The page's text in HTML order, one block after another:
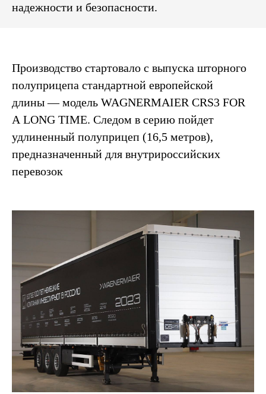
надежности и безопасности.
Производство стартовало с выпуска шторного
полуприцепа стандартной европейской
длины — модель WAGNERMAIER CRS3 FOR
A LONG TIME. Следом в серию пойдет
удлиненный полуприцеп (16,5 метров),
предназначенный для внутрироссийских
перевозок